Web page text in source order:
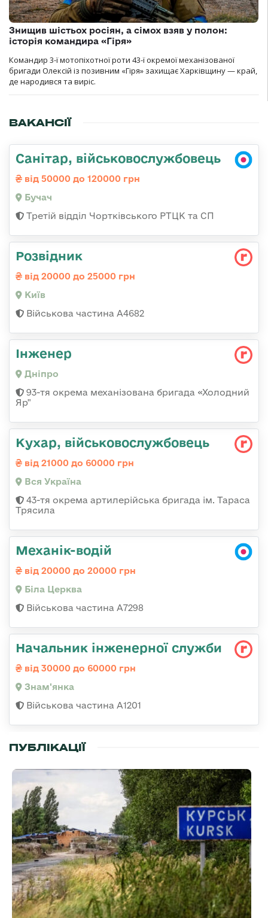
Знищив шістьох росіян, а сімох взяв у полон:
історія командира «Гіря»
Командир 3-ї мотопіхотної роти 43-ї окремої механізованої
бригади Олексій із позивним «Гіря» захищає Харківщину — край,
де народився та виріс.
ВАКАНСІЇ
Санітар, військовослужбовець
від 50000 до 120000 грн
Бучач
Третій відділ Чортківського РТЦК та СП
Розвідник
від 20000 до 25000 грн
Київ
Військова частина А4682
Інженер
Дніпро
93-тя окрема механізована бригада «Холодний
Яр"
Кухар, військовослужбовець
від 21000 до 60000 грн
Вся Україна
43-тя окрема артилерійська бригада ім. Тараса
Трясила
Механік-водій
від 20000 до 20000 грн
Біла Церква
Військова частина А7298
Начальник інженерної служби
від 30000 до 60000 грн
Знам'янка
Військова частина А1201
ПУБЛІКАЦІЇ